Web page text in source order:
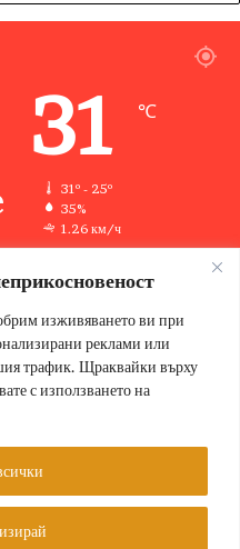
изживяването ви при
реклами или
трафик. Щраквайки върху
с използването на
31 ℃
31º - 25º
35%
1.26 км/ч
нд
За нас